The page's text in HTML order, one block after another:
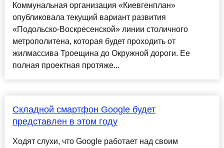
Коммунальная организация «Киевгенплан»
опубликовала текущий вариант развития
«Подольско-Воскресенской» линии столичного
метрополитена, которая будет проходить от
жилмассива Троещина до Окружной дороги. Ее
полная проектная протяже...
Складной смартфон Google будет
представлен в этом году
Ходят слухи, что Google работает над своим